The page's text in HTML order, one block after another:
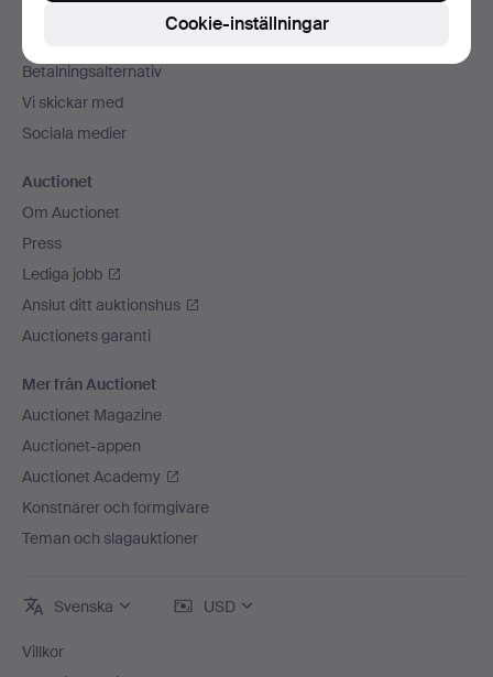
Betalningsalternativ
Vi skickar med
Sociala medier
Auctionet
Om Auctionet
Press
Lediga jobb
Anslut ditt auktionshus
Auctionets garanti
Mer från Auctionet
Auctionet Magazine
Auctionet-appen
Auctionet Academy
Konstnärer och formgivare
Teman och slagauktioner
Svenska USD
Villkor
Cookie-inställningar